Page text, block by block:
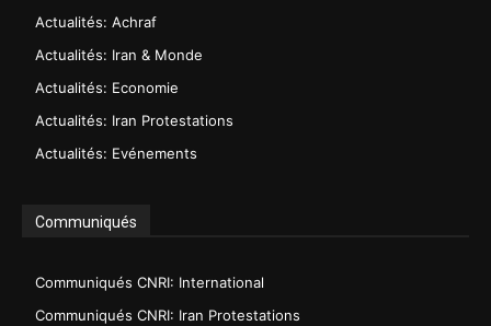
Actualités: Achraf
Actualités: Iran & Monde
Actualités: Economie
Actualités: Iran Protestations
Actualités: Evénements
Communiqués
Communiqués CNRI: International
Communiqués CNRI: Iran Protestations